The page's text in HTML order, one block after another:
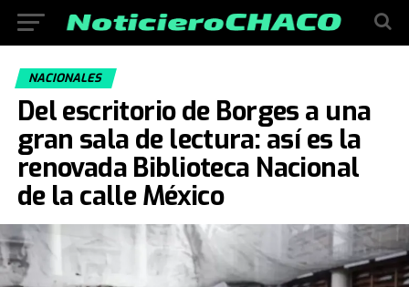
NACIONALES
Del escritorio de Borges a una
gran sala de lectura: así es la
renovada Biblioteca Nacional
de la calle México